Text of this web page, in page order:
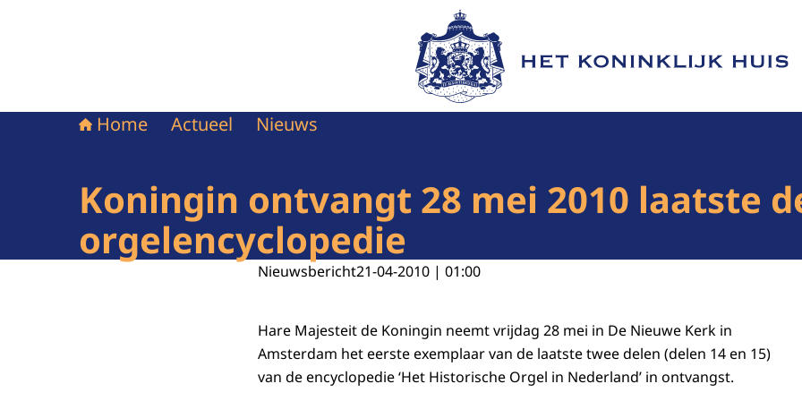
Naar de homepage van Het Koninklijk Huis
Home Actueel Nieuws
Koningin ontvangt 28 mei 2010 laatste
orgelencyclopedie
Nieuwsbericht21-04-2010 | 01:00
Hare Majesteit de Koningin neemt vrijdag 28 mei in De Nieuwe Kerk in
Amsterdam het eerste exemplaar van de laatste twee delen (delen 14 en 15)
van de encyclopedie ‘Het Historische Orgel in Nederland’ in ontvangst.